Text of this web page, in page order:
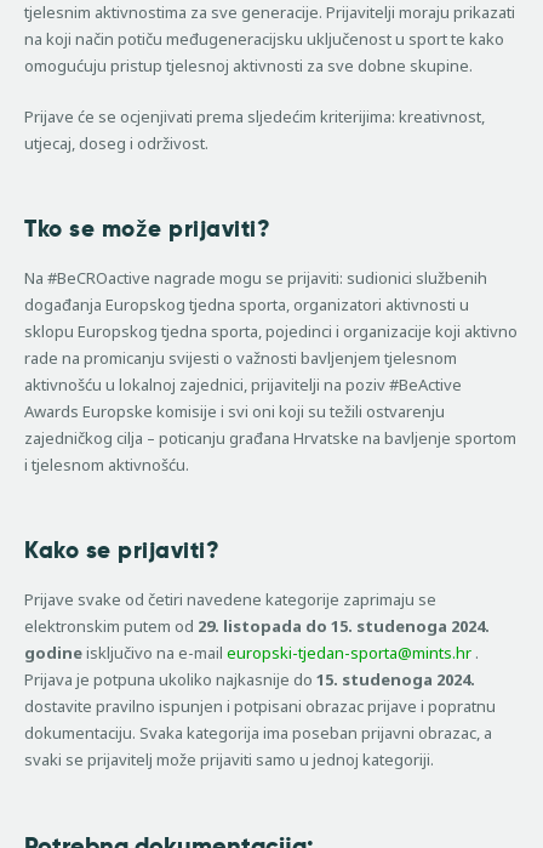
tjelesnim aktivnostima za sve generacije. Prijavitelji moraju prikazati
na koji način potiču međugeneracijsku uključenost u sport te kako
omogućuju pristup tjelesnoj aktivnosti za sve dobne skupine.
Prijave će se ocjenjivati prema sljedećim kriterijima: kreativnost,
utjecaj, doseg i održivost.
Tko se može prijaviti?
Na #BeCROactive nagrade mogu se prijaviti: sudionici službenih
događanja Europskog tjedna sporta, organizatori aktivnosti u
sklopu Europskog tjedna sporta, pojedinci i organizacije koji aktivno
rade na promicanju svijesti o važnosti bavljenjem tjelesnom
aktivnošću u lokalnoj zajednici, prijavitelji na poziv #BeActive
Awards Europske komisije i svi oni koji su težili ostvarenju
zajedničkog cilja – poticanju građana Hrvatske na bavljenje sportom
i tjelesnom aktivnošću.
Kako se prijaviti?
Prijave svake od četiri navedene kategorije zaprimaju se
elektronskim putem od 29. listopada do 15. studenoga 2024.
godineisključivo na e-mail europski-tjedan-sporta@mints.hr .
Prijava je potpuna ukoliko najkasnije do 15. studenoga 2024.
dostavite pravilno ispunjen i potpisani obrazac prijave i popratnu
dokumentaciju. Svaka kategorija ima poseban prijavni obrazac, a
svaki se prijavitelj može prijaviti samo u jednoj kategoriji.